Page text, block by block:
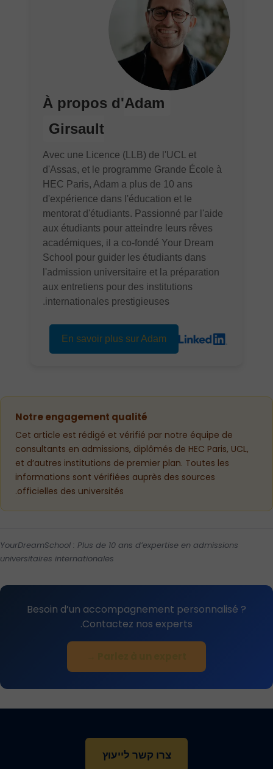
À propos d'Adam
Girsault
Avec une Licence (LLB) de l'UCL et
d'Assas, et le programme Grande École à
HEC Paris, Adam a plus de 10 ans
d'expérience dans l'éducation et le
mentorat d'étudiants. Passionné par l'aide
aux étudiants pour atteindre leurs rêves
académiques, il a co-fondé Your Dream
School pour guider les étudiants dans
l'admission universitaire et la préparation
aux entretiens pour des institutions
internationales prestigieuses.
En savoir plus sur Adam
Notre engagement qualité
Cet article est rédigé et vérifié par notre équipe de
consultants en admissions, diplômés de HEC Paris, UCL,
et d’autres institutions de premier plan. Toutes les
informations sont vérifiées auprès des sources
officielles des universités.
YourDreamSchool : Plus de 10 ans d’expertise en admissions
universitaires internationales
Besoin d’un accompagnement personnalisé ?
Contactez nos experts.
צרו קשר לייעוץ